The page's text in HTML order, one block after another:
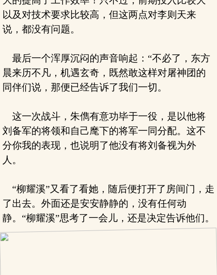
以及对技术要求比较高，但这两点对李则天来
说，都没有问题。
最后一个浑厚沉闷的声音响起：“不必了，东方
晨来历不凡，机遇玄奇，既然敢这样对屠神团的
同伴们说，那便已经告诉了我们一切。
这一次战斗，朱儁有意功毕于一役，是以他将
刘备军的将领和自己麾下的将军一同分配。这不
分你我的表现，也说明了他没有将刘备视为外
人。
“柳耀溪”又看了看她，随后便打开了房间门，走
了出去。外面还是安安静静的，没有任何动
静。“柳耀溪”思考了一会儿，还是决定告诉他们。